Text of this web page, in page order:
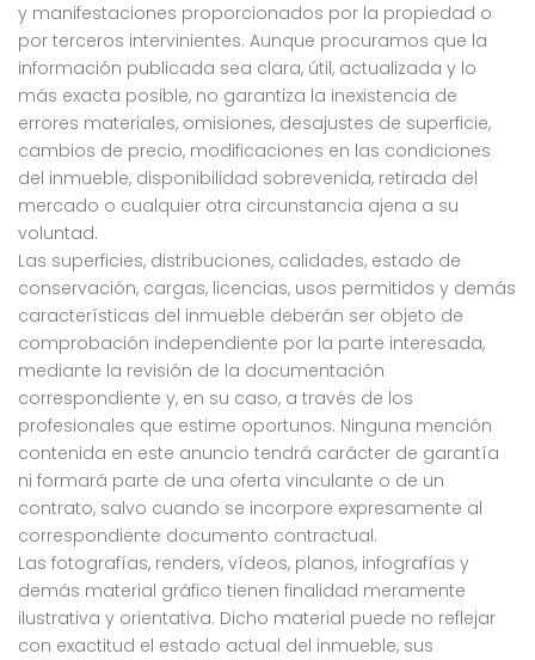
y manifestaciones proporcionados por la propiedad o
por terceros intervinientes. Aunque procuramos que la
información publicada sea clara, útil, actualizada y lo
más exacta posible, no garantiza la inexistencia de
errores materiales, omisiones, desajustes de superficie,
cambios de precio, modificaciones en las condiciones
del inmueble, disponibilidad sobrevenida, retirada del
mercado o cualquier otra circunstancia ajena a su
voluntad.
Las superficies, distribuciones, calidades, estado de
conservación, cargas, licencias, usos permitidos y demás
características del inmueble deberán ser objeto de
comprobación independiente por la parte interesada,
mediante la revisión de la documentación
correspondiente y, en su caso, a través de los
profesionales que estime oportunos. Ninguna mención
contenida en este anuncio tendrá carácter de garantía
ni formará parte de una oferta vinculante o de un
contrato, salvo cuando se incorpore expresamente al
correspondiente documento contractual.
Las fotografías, renders, vídeos, planos, infografías y
demás material gráfico tienen finalidad meramente
ilustrativa y orientativa. Dicho material puede no reflejar
con exactitud el estado actual del inmueble, sus